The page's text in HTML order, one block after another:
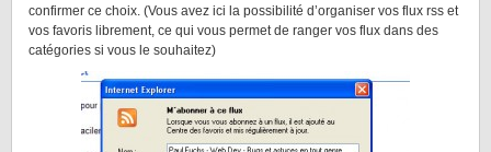
confirmer ce choix. (Vous avez ici la possibilité d’organiser vos flux rss et
vos favoris librement, ce qui vous permet de ranger vos flux dans des
catégories si vous le souhaitez)